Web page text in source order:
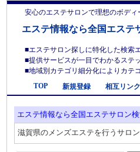
安心のエステサロンで理想のボディ
エステ情報なら全国エステ
■エステサロン探しに特化した検索
■提供サービスが一目でわかるステ
■地域別カテゴリ細分化によりカテ
TOP
新規登録 相互リン
エステ情報なら全国エステサロン
滋賀県のメンズエステを行うサロ